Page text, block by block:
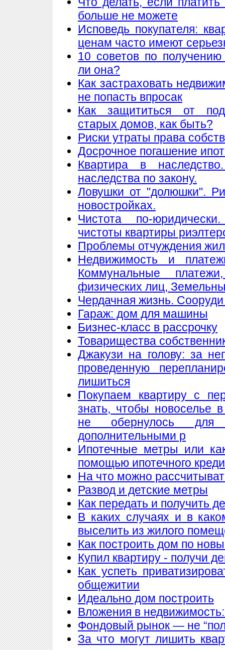
больше не можете
Исповедь покупателя:
ценам часто имеют
10 советов по
ли она?
Как застраховать
не попасть впросак
Как защититься от
старых домов, как быть?
Риски утраты права
Досрочное погашение
Квартира в
наследства по закону.
Ловушки от "долюшки".
новостройках.
Чистота по-
чистоты квартиры
Проблемы отчуждения
Недвижимость и
Коммунальные
физических лиц,
Чердачная жизнь.
Гараж: дом для машины
Бизнес-класс в рассрочку
Товарищества
Джакузи на голову: за
проведенную
лишиться
Покупаем квартиру с
знать, чтобы новоселье
не обернулось
дополнительными р
Ипотечные метры или
помощью ипотечного
На что можно
Развод и детские метры
Как передать и получить
В каких случаях и в
выселить из жилого
Как построить дом по
Купил квартиру - получи
Как успеть
общежитии
Идеально дом построить
Вложения в
Фондовый рынок — не
За что могут лишить